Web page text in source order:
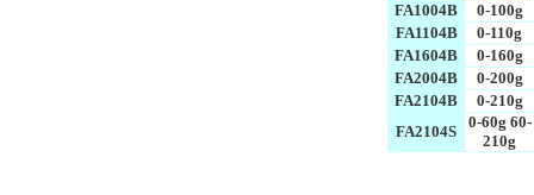
FA1004B
0-100g
FA1104B
0-110g
FA1604B
0-160g
FA2004B
0-200g
FA2104B
0-210g
FA2104S
0-60g 60-
210g